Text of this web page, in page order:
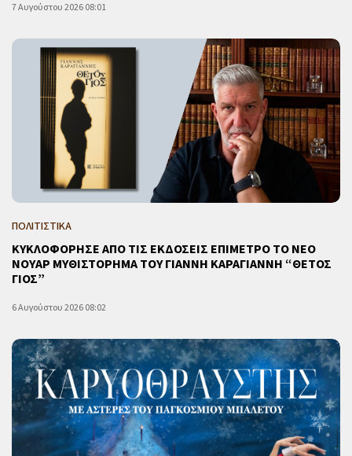
7 Αυγούστου 2026 08:01
ΠΟΛΙΤΙΣΤΙΚΑ
ΚΥΚΛΟΦΟΡΗΣΕ ΑΠΟ ΤΙΣ ΕΚΔΟΣΕΙΣ ΕΠΙΜΕΤΡΟ ΤΟ ΝΕΟ
ΝΟΥΑΡ ΜΥΘΙΣΤΟΡΗΜΑ ΤΟΥ ΓΙΑΝΝΗ ΚΑΡΑΓΙΑΝΝΗ “ΘΕΤΟΣ
ΓΙΟΣ”
6 Αυγούστου 2026 08:02